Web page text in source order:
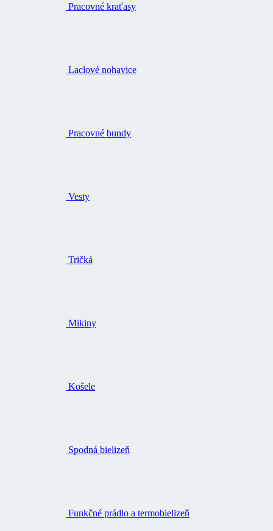
Pracovné kraťasy
Laclové nohavice
Pracovné bundy
Vesty
Tričká
Mikiny
Košele
Spodná bielizeň
Funkčné prádlo a termobielizeň